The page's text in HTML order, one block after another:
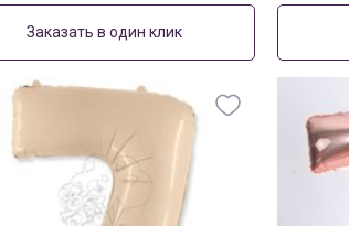
Заказать в один клик